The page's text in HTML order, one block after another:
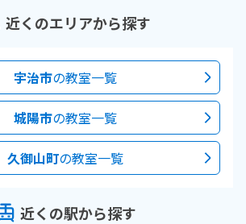
近くのエリアから探す
宇治市の教室一覧
城陽市の教室一覧
久御山町の教室一覧
近くの駅から探す